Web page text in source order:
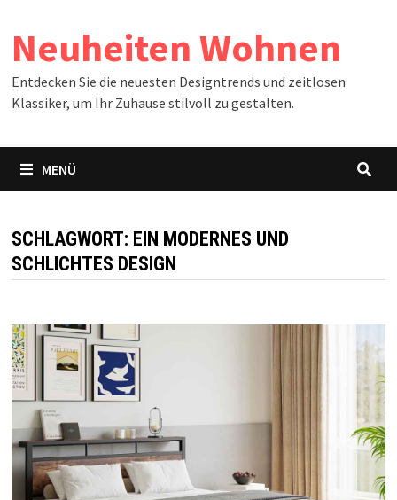
Inhalt
springen
Neuheiten Wohnen
Entdecken Sie die neuesten Designtrends und zeitlosen
Klassiker, um Ihr Zuhause stilvoll zu gestalten.
MENÜ
SCHLAGWORT: EIN MODERNES UND
SCHLICHTES DESIGN